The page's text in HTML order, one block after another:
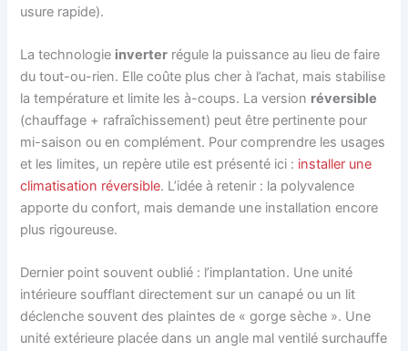
usure rapide).
La technologie inverter régule la puissance au lieu de faire
du tout-ou-rien. Elle coûte plus cher à l’achat, mais stabilise
la température et limite les à-coups. La version réversible
(chauffage + rafraîchissement) peut être pertinente pour
mi-saison ou en complément. Pour comprendre les usages
et les limites, un repère utile est présenté ici : installer une
climatisation réversible. L’idée à retenir : la polyvalence
apporte du confort, mais demande une installation encore
plus rigoureuse.
Dernier point souvent oublié : l’implantation. Une unité
intérieure soufflant directement sur un canapé ou un lit
déclenche souvent des plaintes de « gorge sèche ». Une
unité extérieure placée dans un angle mal ventilé surchauffe